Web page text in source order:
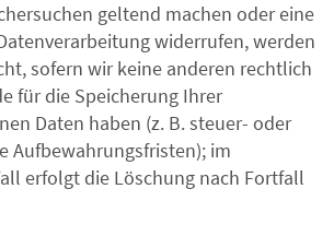
geltend machen oder eine
widerrufen, werden
sofern wir keine anderen rechtlich
für die Speicherung Ihrer
Daten haben (z. B. steuer- oder
Aufbewahrungsfristen); im
erfolgt die Löschung nach Fortfall